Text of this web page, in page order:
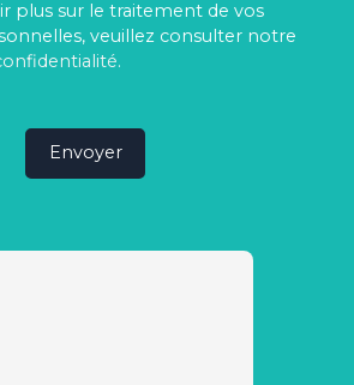
plus sur le traitement de vos
veuillez consulter notre
.
Envoyer